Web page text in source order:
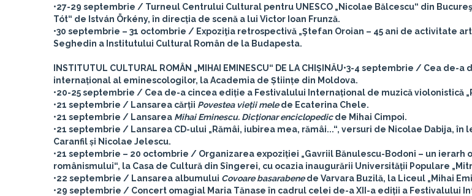
•27-29 septembrie / Turneul Centrului Cultural pentru UNESCO „Nicolae Bălcescu“ din
Tót“ de István Örkény, în direcția de scenă a lui Victor Ioan Frunză.
•30 septembrie – 31 octombrie / Expoziţia retrospectivă „Ştefan Oroian – 45 ani de activitate
Seghedin a Institutului Cultural Român de la Budapesta.
INSTITUTUL CULTURAL ROMÂN „MIHAI EMINESCU“ DE LA CHIȘINĂU•3-4 septembrie / Cea de-a
internațional al eminescologilor, la Academia de Științe din Moldova.
•20-25 septembrie / Cea de-a cincea ediție a Festivalului Internațional de muzică violonistică
•21 septembrie / Lansarea cărții Povestea vieții melede Ecaterina Chele.
•21 septembrie / Lansarea Mihai Eminescu. Dicționar enciclopedicde Mihai Cimpoi.
•21 septembrie / Lansarea CD-ului „Rămâi, iubirea mea, rămâi...“, versuri de Nicolae Dabija,
Caranfil și Nicolae Jelescu.
•21 septembrie – 20 octombrie / Organizarea expoziției „Gavriil Bănulescu-Bodoni – un ierarh
românismului“, la Casa de Cultură din Sîngerei, cu ocazia inaugurării Universității Populare
•22 septembrie / Lansarea albumului Covoare basarabenede Varvara Buzilă, la Liceul „Mihai
•29 septembrie / Concert omagial Maria Tănase în cadrul celei de-a XII-a ediții a Festivalului